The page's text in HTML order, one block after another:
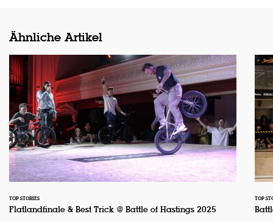
Ähnliche Artikel
TOP STORIES
Flatlandfinale & Best Trick @ Battle of Hastings 2025
TOP